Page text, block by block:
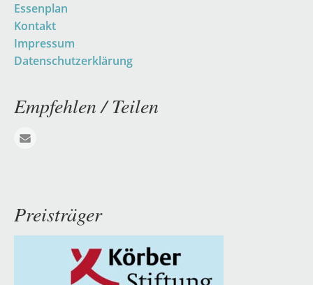
Essenplan
Kontakt
Impressum
Datenschutzerklärung
Empfehlen / Teilen
Preisträger